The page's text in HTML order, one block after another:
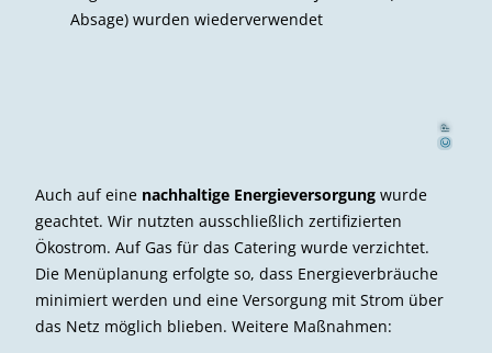
Absage) wurden wiederverwendet
©
Peter
H
se
Auch auf eine nachhaltige Energieversorgung wurde
geachtet. Wir nutzten ausschließlich zertifizierten
Ökostrom. Auf Gas für das Catering wurde verzichtet.
Die Menüplanung erfolgte so, dass Energieverbräuche
minimiert werden und eine Versorgung mit Strom über
das Netz möglich blieben. Weitere Maßnahmen: